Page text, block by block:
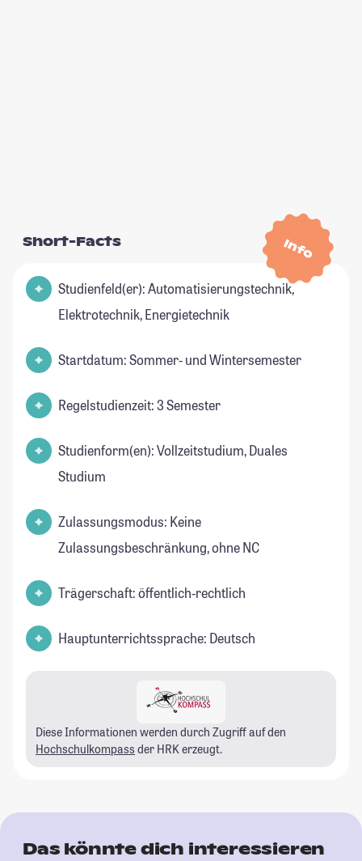
Info
Short-Facts
Studienfeld(er): Automatisierungstechnik,
Elektrotechnik, Energietechnik
Startdatum: Sommer- und Wintersemester
Regelstudienzeit: 3 Semester
Studienform(en): Vollzeitstudium, Duales
Studium
Zulassungsmodus: Keine
Zulassungsbeschränkung, ohne NC
Trägerschaft: öffentlich-rechtlich
Hauptunterrichtssprache: Deutsch
Diese Informationen werden durch Zugriff auf den
Hochschulkompass der HRK erzeugt.
Das könnte dich interessieren